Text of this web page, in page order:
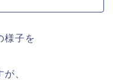
様子を
、